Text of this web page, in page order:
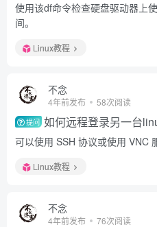
使用该df命令检查硬盘驱动器上
间。
Linux教程
不念
4年前发布 58次阅读
提问 如何远程登录另一台
可以使用 SSH 协议或使用 VNC
Linux教程
不念
4年前发布 76次阅读